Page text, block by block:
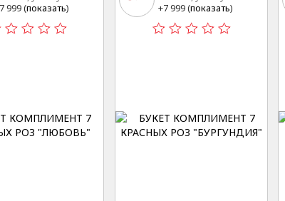
стр 3
999 (показать) 20 стр 3
+7 999 (показать)